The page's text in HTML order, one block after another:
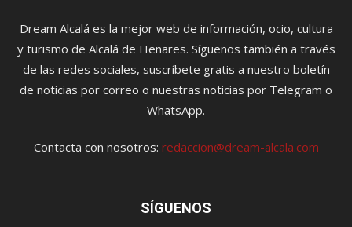
Dream Alcalá es la mejor web de información, ocio, cultura
y turismo de Alcalá de Henares. Síguenos también a través
de las redes sociales, suscríbete gratis a nuestro boletín
de noticias por correo o nuestras noticias por Telegram o
WhatsApp.
Contacta con nosotros: redaccion@dream-alcala.com
SÍGUENOS